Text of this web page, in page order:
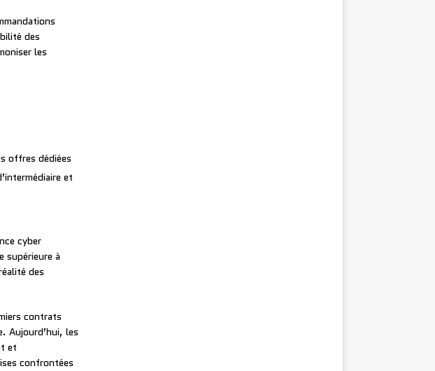
des
les
offres dédiées
et
cyber
supérieure à
des
contrats
Aujourd’hui, les
et
confrontées